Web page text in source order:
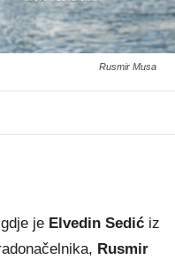
Rusmir Musa
je Elvedin Sedić iz
Rusmir